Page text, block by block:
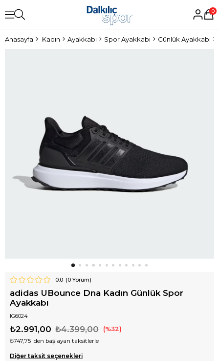
0
Anasayfa Kadın Ayakkabı Spor Ayakkabı Günlük Ayakkabı
0.0 (0Yorum)
adidas UBounce Dna Kadın Günlük Spor
Ayakkabı
IG6024
₺4.399,00
₺2.991,00 32
₺747,75 'den başlayan taksitlerle
Diğer taksit seçenekleri